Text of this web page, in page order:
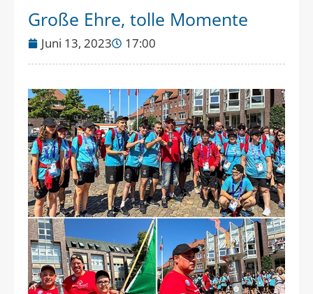
Große Ehre, tolle Momente
Juni 13, 2023 17:00